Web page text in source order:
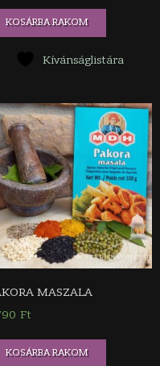
KOSÁRBA RAKOM
Kívánságlistára
MASZALA
Ft
KOSÁRBA RAKOM